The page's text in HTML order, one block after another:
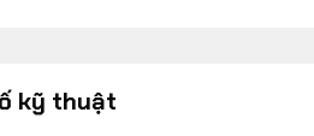
kỹ thuật